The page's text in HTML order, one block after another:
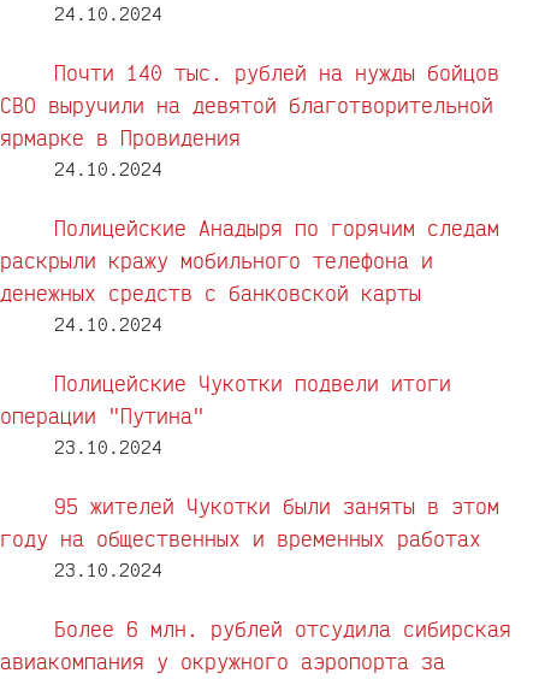
24.10.2024
Почти 140 тыс. рублей на нужды бойцов
СВО выручили на девятой благотворительной
ярмарке в Провидения
24.10.2024
Полицейские Анадыря по горячим следам
раскрыли кражу мобильного телефона и
денежных средств с банковской карты
24.10.2024
Полицейские Чукотки подвели итоги
операции "Путина"
23.10.2024
95 жителей Чукотки были заняты в этом
году на общественных и временных работах
23.10.2024
Более 6 млн. рублей отсудила сибирская
авиакомпания у окружного аэропорта за